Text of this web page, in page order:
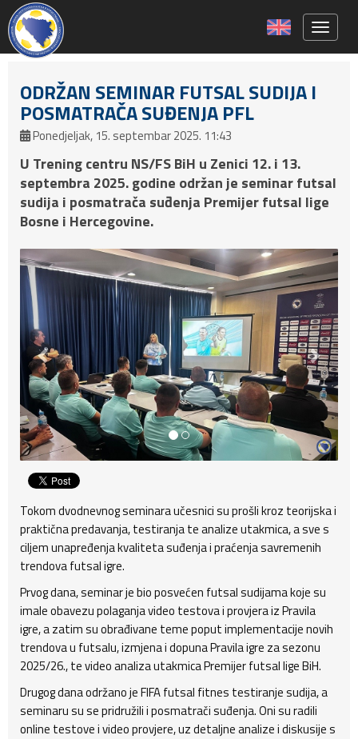
ODRŽAN SEMINAR FUTSAL SUDIJA I
POSMATRAČA SUĐENJA PFL
Ponedjeljak, 15. septembar 2025. 11:43
U Trening centru NS/FS BiH u Zenici 12. i 13.
septembra 2025. godine održan je seminar futsal
sudija i posmatrača suđenja Premijer futsal lige
Bosne i Hercegovine.
Tokom dvodnevnog seminara učesnici su prošli kroz teorijska i
praktična predavanja, testiranja te analize utakmica, a sve s
ciljem unapređenja kvaliteta suđenja i praćenja savremenih
trendova futsal igre.
Prvog dana, seminar je bio posvećen futsal sudijama koje su
imale obavezu polaganja video testova i provjera iz Pravila
igre, a zatim su obrađivane teme poput implementacije novih
trendova u futsalu, izmjena i dopuna Pravila igre za sezonu
2025/26., te video analiza utakmica Premijer futsal lige BiH.
Drugog dana održano je FIFA futsal fitnes testiranje sudija, a
seminaru su se pridružili i posmatrači suđenja. Oni su radili
online testove i video provjere, uz detaljne analize i diskusije s